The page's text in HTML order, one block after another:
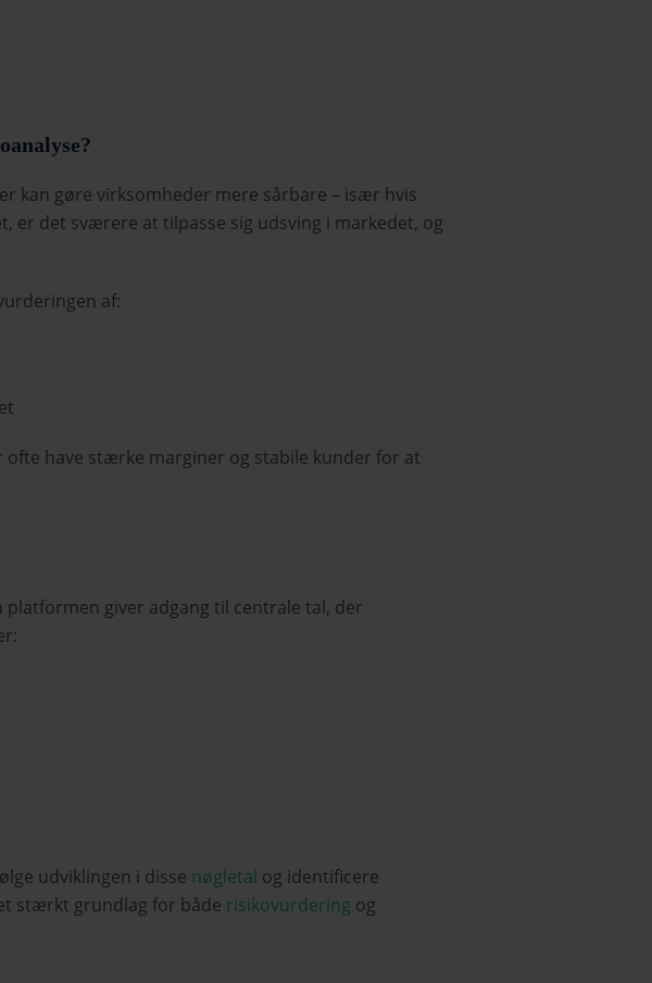
kan gøre virksomheder mere sårbare – især hvis
er det sværere at tilpasse sig udsving i markedet, og
af:
have stærke marginer og stabile kunder for at
giver adgang til centrale tal, der
udviklingen i disse nøgletal og identificere
stærkt grundlag for både risikovurdering og